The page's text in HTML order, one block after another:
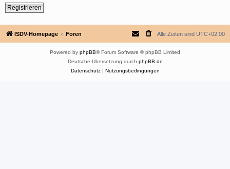
Registrieren
ISDV-Homepage Foren Alle Zeiten sind UTC+02:00
Powered by phpBB® Forum Software © phpBB Limited
Deutsche Übersetzung durch phpBB.de
Datenschutz| Nutzungsbedingungen